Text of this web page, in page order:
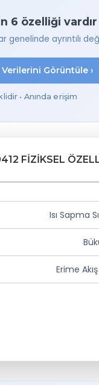
6 özelliği
genelinde ayrıntılı
Görüntüle ›
• Anında erişim
FIZIKSEL
Isı Sapma
Erime